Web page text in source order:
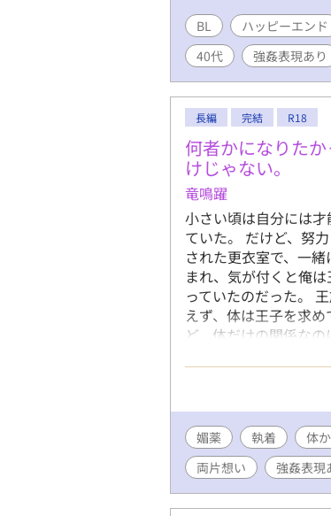
BL ハッピーエンド
40代
強姦表現あり
長編 完結 R18
何者かになりた
けじゃない。
竜鳴躍
小さい頃は自分には
ていた。 だけど、努
された更衣室で、一
まれ、気が付くと俺
っていたのだった。
えず、体は王子を求
ど、体だけの関係な
惹かれていく。 出産
ら。 それだけの関係
媚薬 執着 体
両片想い
強姦表現